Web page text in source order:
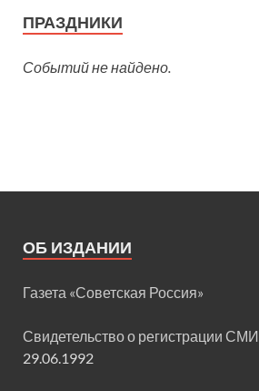
ПРАЗДНИКИ
Событий не найдено.
ОБ ИЗДАНИИ
Газета «Советская Россия»
Свидетельство о регистрации СМИ
29.06.1992